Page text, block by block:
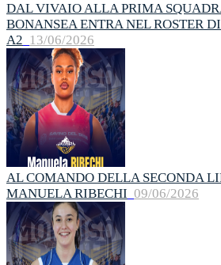
DAL VIVAIO ALLA PRIMA
BONANSEA ENTRA NEL ROSTER
A2 13/06/2026
AL COMANDO DELLA SECONDA
MANUELA RIBECHI 09/06/2026